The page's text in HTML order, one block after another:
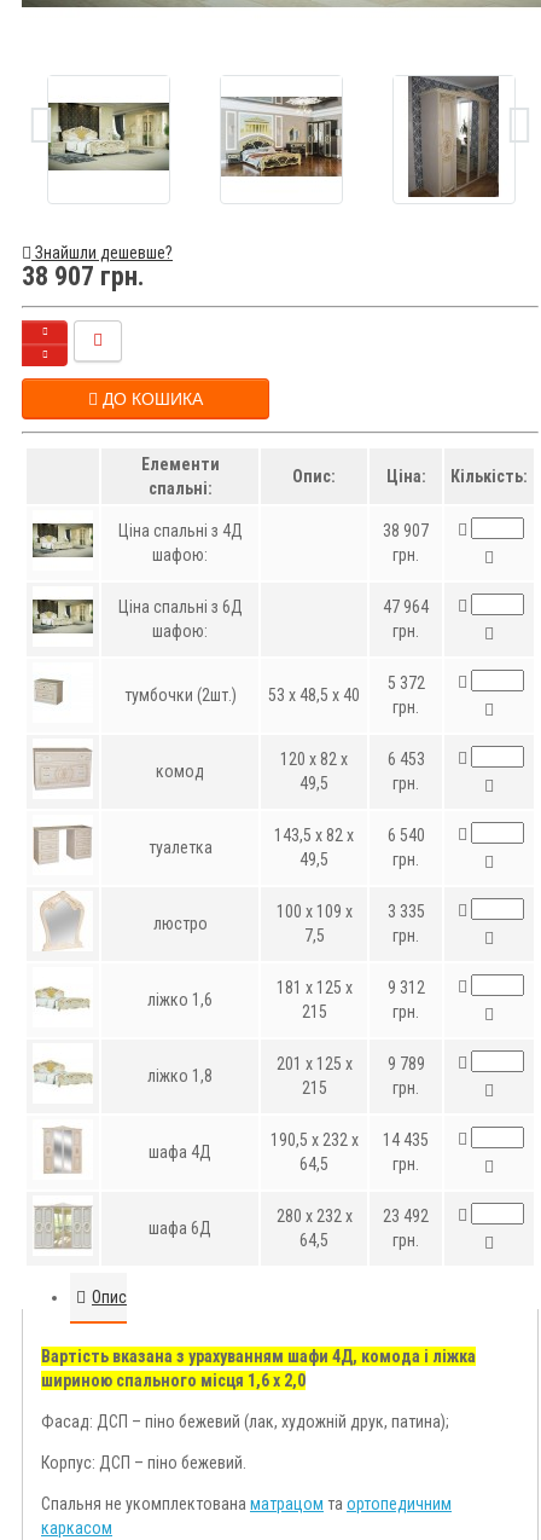
Знайшли дешевше?
38 907 грн.
ДО КОШИКА
Елементи
спальні:
Опис: Ціна: Кількість:
Ціна спальні з 4Д
шафою:
38 907
грн.
Ціна спальні з 6Д
шафою:
47 964
грн.
тумбочки (2шт.) 53 x 48,5 x 40
5 372
грн.
комод
120 x 82 x
49,5
6 453
грн.
туалетка
143,5 x 82 x
49,5
6 540
грн.
люстро
100 x 109 x
7,5
3 335
грн.
ліжко 1,6
181 x 125 x
215
9 312
грн.
ліжко 1,8
201 x 125 x
215
9 789
грн.
шафа 4Д
190,5 x 232 x
64,5
14 435
грн.
шафа 6Д
280 x 232 x
64,5
23 492
грн.
Опис
Вартість вказана з урахуванням шафи 4Д, комода і ліжка
шириною спального місця 1,6 х 2,0
Фасад: ДСП – піно бежевий (лак, художній друк, патина);
Корпус: ДСП – піно бежевий.
Спальня не укомплектована матрацом та ортопедичним
каркасом